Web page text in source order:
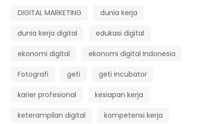
DIGITAL MARKETING dunia kerja
dunia kerja digital edukasi digital
ekonomi digital ekonomi digital Indonesia
Fotografi geti geti incubator
karier profesional kesiapan kerja
keterampilan digital kompetensi kerja